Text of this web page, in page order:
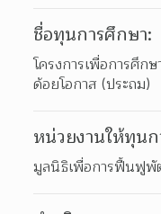
ชื่อทุนการศึกษา:
โครงการเพื่อการศึก
ด้อยโอกาส (ประถม)
หน่วยงานให้ทุน
มูลนิธิเพื่อการฟื้นฟูพั